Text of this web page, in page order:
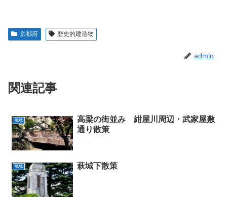
京都府 歴史的建造物
admin
関連記事
地域
高梁の街並み 紺屋川周辺・武家屋敷
通り散策
地域 萩城下散策